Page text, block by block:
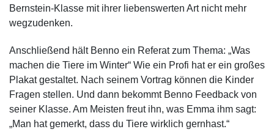
Bernstein-Klasse mit ihrer liebenswerten Art nicht mehr
wegzudenken.
Anschließend hält Benno ein Referat zum Thema: „Was
machen die Tiere im Winter“ Wie ein Profi hat er ein großes
Plakat gestaltet. Nach seinem Vortrag können die Kinder
Fragen stellen. Und dann bekommt Benno Feedback von
seiner Klasse. Am Meisten freut ihn, was Emma ihm sagt:
„Man hat gemerkt, dass du Tiere wirklich gernhast.“